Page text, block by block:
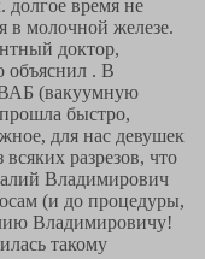
долгое время не
в молочной железе.
доктор,
объяснил . В
ВАБ (вакуумную
быстро,
для нас девушек
разрезов, что
Владимирович
(и до процедуры,
Владимировичу!
такому